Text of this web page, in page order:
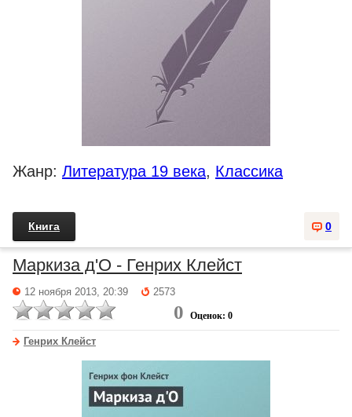
Жанр: Литература 19 века, Классика
0
Книга
Маркиза д'О - Генрих Клейст
12 ноября 2013, 20:39 2573
0 Оценок: 0
Генрих Клейст